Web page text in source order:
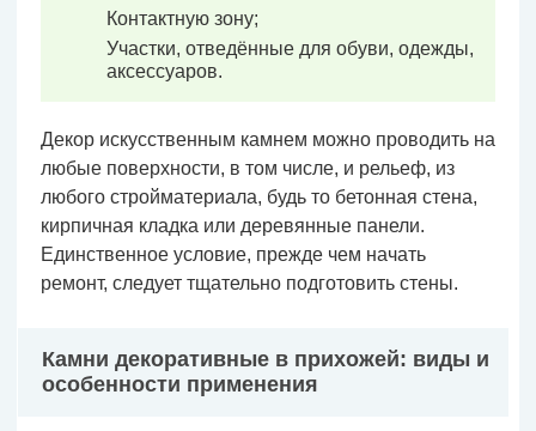
Контактную зону;
Участки, отведённые для обуви, одежды,
аксессуаров.
Декор искусственным камнем можно проводить на
любые поверхности, в том числе, и рельеф, из
любого стройматериала, будь то бетонная стена,
кирпичная кладка или деревянные панели.
Единственное условие, прежде чем начать
ремонт, следует тщательно подготовить стены.
Камни декоративные в прихожей: виды и
особенности применения